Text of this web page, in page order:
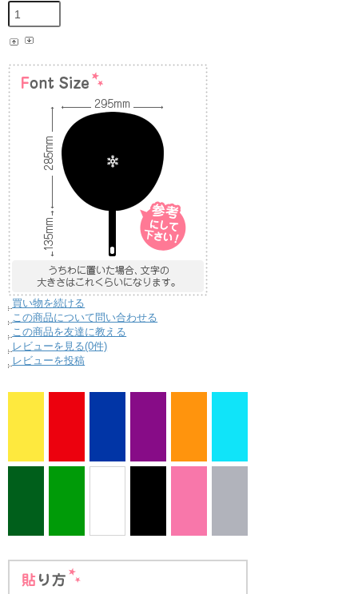
買い物を続ける
この商品について問い合わせる
この商品を友達に教える
レビューを見る(0件)
レビューを投稿